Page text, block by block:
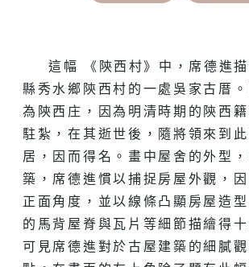
這幅 《陝西村》中，席德進
縣秀水鄉陝西村的一處吳家古厝
為陝西庄，因為明清時期的陝西
駐紮，在其逝世後，隨將領來到
居，因而得名。畫中屋舍的外型
築，席德進慣以捕捉房屋外觀，
正面角度，並以線條凸顯房屋造
的馬背屋脊與瓦片等細節描繪得
可見席德進對於古屋建築的細膩